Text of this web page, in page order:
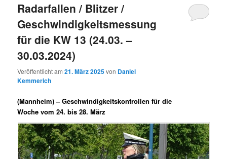
Radarfallen / Blitzer /
Geschwindigkeitsmessung
für die KW 13 (24.03. –
30.03.2024)
Veröffentlicht am21. März 2025von Daniel
Kemmerich
(Mannheim) –Geschwindigkeitskontrollen für die
Woche vom 24. bis 28. März